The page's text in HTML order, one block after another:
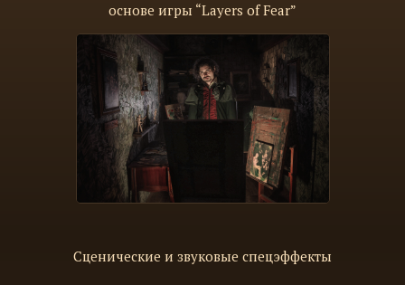
основе игры “Layers of Fear”
Сценические и звуковые спецэффекты